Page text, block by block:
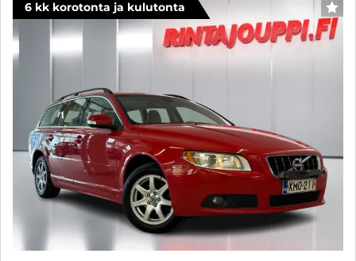
6 kk korotonta ja kulutonta